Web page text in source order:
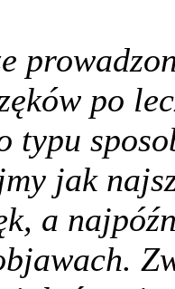
po
typu
jak
a